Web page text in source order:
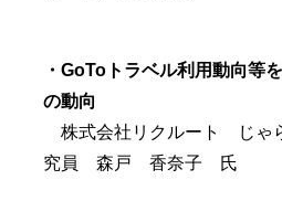
・GoToトラベル利用動向等
の動向
株式会社リクルート じゃ
究員 森戸 香奈子 氏